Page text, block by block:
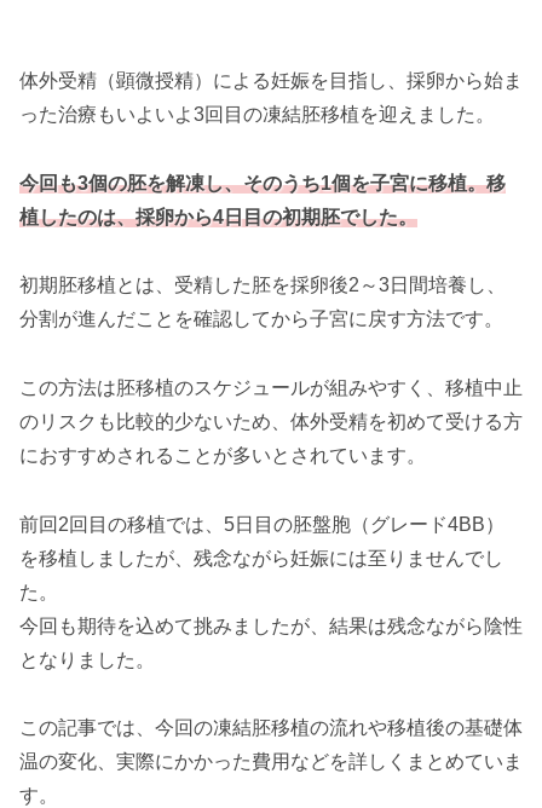
体外受精（顕微授精）による妊娠を目指し、採卵から始ま
った治療もいよいよ3回目の凍結胚移植を迎えました。
今回も3個の胚を解凍し、そのうち1個を子宮に移植。移
植したのは、採卵から4日目の初期胚でした。
初期胚移植とは、受精した胚を採卵後2～3日間培養し、
分割が進んだことを確認してから子宮に戻す方法です。
この方法は胚移植のスケジュールが組みやすく、移植中止
のリスクも比較的少ないため、体外受精を初めて受ける方
におすすめされることが多いとされています。
前回2回目の移植では、5日目の胚盤胞（グレード4BB）
を移植しましたが、残念ながら妊娠には至りませんでし
た。
今回も期待を込めて挑みましたが、結果は残念ながら陰性
となりました。
この記事では、今回の凍結胚移植の流れや移植後の基礎体
温の変化、実際にかかった費用などを詳しくまとめていま
す。